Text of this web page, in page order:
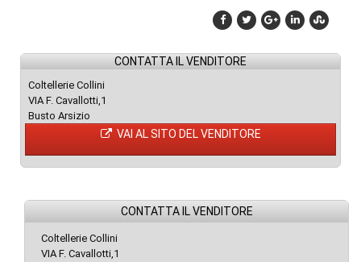
CONTATTA IL VENDITORE
Coltellerie Collini
VIA F. Cavallotti,1
Busto Arsizio
VAI AL SITO DEL VENDITORE
CONTATTA IL VENDITORE
Coltellerie Collini
VIA F. Cavallotti,1